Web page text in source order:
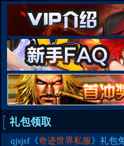
礼包领取
qjsjsf《奇迹世界私服》礼包